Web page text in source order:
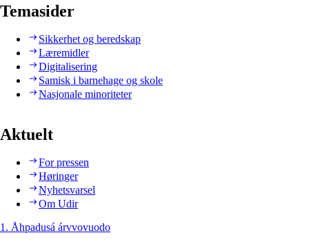
Temasider
Sikkerhet og beredskap
Læremidler
Digitalisering
Samisk i barnehage og skole
Nasjonale minoriteter
Aktuelt
For pressen
Høringer
Nyhetsvarsel
Om Udir
1. Åhpadusá árvvovuodo